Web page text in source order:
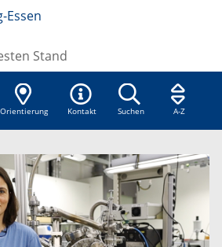
Essen
Stand
Orientierung Kontakt Suchen A-Z